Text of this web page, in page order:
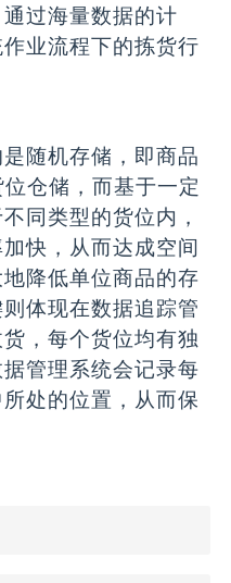
过海量数据的计
业流程下的拣货行
随机存储，即商品
仓储，而基于一定
同类型的货位内，
快，从而达成空间
降低单位商品的存
体现在数据追踪管
，每个货位均有独
管理系统会记录每
处的位置，从而保